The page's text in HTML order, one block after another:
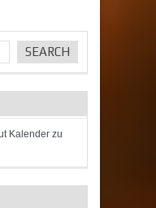
Kalender zu